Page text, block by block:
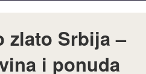
zlato Srbija –
i ponuda